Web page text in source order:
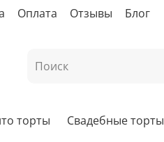
Оплата Отзывы Блог
торты Свадебные торты